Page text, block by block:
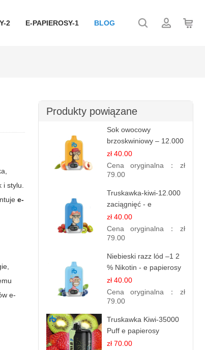
2 E-PAPIEROSY-1 BLOG
stylu.
e-
e-
Produkty powiązane
Sok owocowy
brzoskwiniowy – 12.000
zaciągnięć – e
papierosy jednorazowe
zł 40.00
Cena oryginalna： zł
79.00
Truskawka-kiwi-12.000
zaciągnięć - e
papierosy jednorazowe
zł 40.00
Cena oryginalna： zł
79.00
Niebieski razz lód –1 2
% Nikotin - e papierosy
jednorazowe
zł 40.00
Cena oryginalna： zł
79.00
Truskawka Kiwi-35000
Puff e papierosy
(Ibvape Bar)
zł 70.00